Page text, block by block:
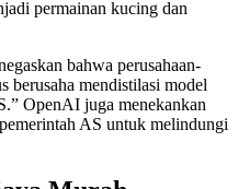
permainan kucing dan
bahwa perusahaan-
berusaha mendistilasi model
OpenAI juga menekankan
AS untuk melindungi